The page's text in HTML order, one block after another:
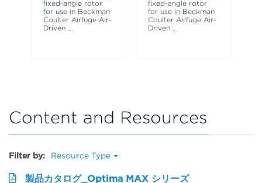
fixed-angle rotor
for use in Beckman
Coulter Airfuge Air-
Driven
fixed-angle rotor
for use in Beckman
Coulter Airfuge Air-
Driven
Content and Resources
Filter by: Resource Type
製品カタログ_Optima MAX シリーズ